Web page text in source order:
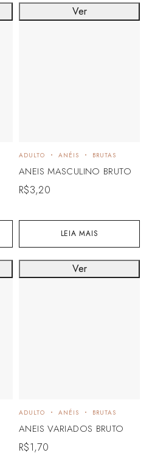
LEIA MAIS
ADULTO ANÉIS BRUTAS
ANEIS MASCULINO BRUTO
R$3,20
Ver
ADULTO ANÉIS BRUTAS
ANEIS VARIADOS BRUTO
R$1,70
Ver